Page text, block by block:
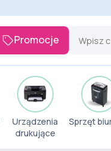
Promocje
Urządzenia
drukujące
Sprzęt